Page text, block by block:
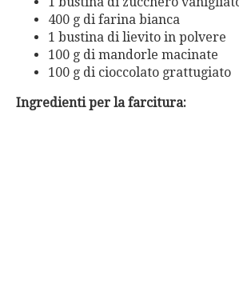
400 g di farina bianca
1 bustina di lievito in polvere
100 g di mandorle macinate
100 g di cioccolato grattugiato
Ingredienti per la farcitura: